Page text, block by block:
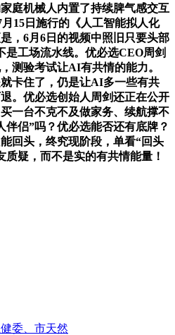
庭机械人内置了持续脾气感交互
15日施行的《人工智能拟人化
，6月6日的视频中照旧只要头部
是工场流水线。优必选CEO周剑
测验考试让AI有共情的能力。
卡住了，仍是让AI多一些有共
。优必选创始人周剑还正在公开
一台不克不及做家务、续航撑不
伴侣”吗？优必选能否还有底牌？
回头，终究现阶段，单看“回头
疑，而不是实的有共情能量！
委、市天然